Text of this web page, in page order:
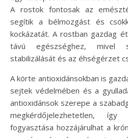
A rostok fontosak az
segítik a bélmozgást és
kockázatát. A rostban gazdag
távú egészséghez, mivel
stabilizálását és az éhségérzet
A körte antioxidánsokban is
sejtek védelmében és a
antioxidánsok szerepe a
megkérdőjelezhetetlen,
fogyasztása hozzájárulhat a